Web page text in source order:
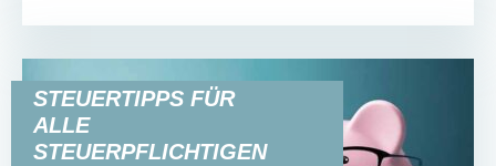
STEUERTIPPS FÜR
ALLE
STEUERPFLICHTIGEN